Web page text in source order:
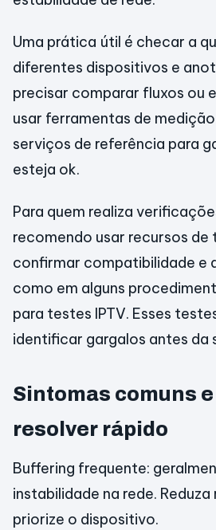
Uma prática útil é checar a
diferentes dispositivos e
precisar comparar fluxos ou
usar ferramentas de
serviços de referência para
esteja ok.
Para quem realiza
recomendo usar recursos de
confirmar compatibilidade e
como em alguns
para testes IPTV. Esses
identificar gargalos antes da
Sintomas comuns
resolver rápido
Buffering frequente:
instabilidade na rede.
priorize o dispositivo.